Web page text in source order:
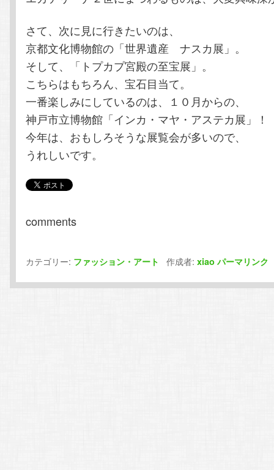
さて、次に見に行きたいのは、
京都文化博物館の「世界遺産 ナスカ展」。
そして、「トプカプ宮殿の至宝展」。
こちらはもちろん、宝石目当て。
一番楽しみにしているのは、１０月からの、
神戸市立博物館「インカ・マヤ・アステカ展」！
今年は、おもしろそうな展覧会が多いので、
うれしいです。
comments
カテゴリー: ファッション・アート 作成者:xiao パーマリンク